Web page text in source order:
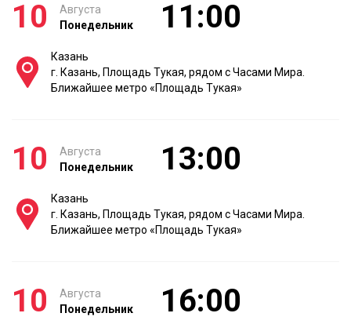
10
Августа
Понедельник
11:00
Казань
г. Казань, Площадь Тукая, рядом с Часами Мира.
Ближайшее метро «Площадь Тукая»
10
Августа
Понедельник
13:00
Казань
г. Казань, Площадь Тукая, рядом с Часами Мира.
Ближайшее метро «Площадь Тукая»
10
Августа
Понедельник
16:00